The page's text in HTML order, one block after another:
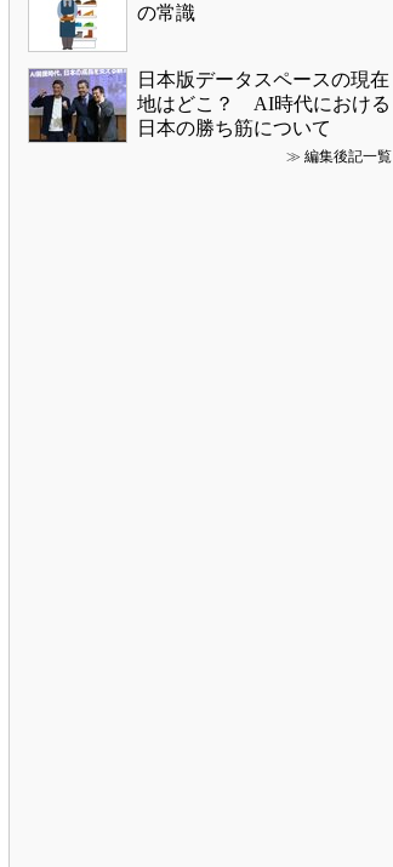
の常識
日本版データスペースの現在
地はどこ？ AI時代における
日本の勝ち筋について
≫ 編集後記一覧